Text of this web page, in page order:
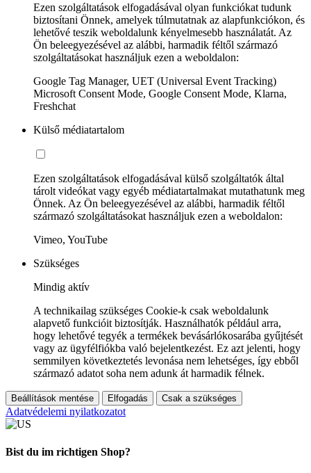
Ezen szolgáltatások elfogadásával olyan funkciókat tudunk
biztosítani Önnek, amelyek túlmutatnak az alapfunkciókon, és
lehetővé teszik weboldalunk kényelmesebb használatát. Az
Ön beleegyezésével az alábbi, harmadik féltől származó
szolgáltatásokat használjuk ezen a weboldalon:
Google Tag Manager, UET (Universal Event Tracking)
Microsoft Consent Mode, Google Consent Mode, Klarna,
Freshchat
Külső médiatartalom
Ezen szolgáltatások elfogadásával külső szolgáltatók által
tárolt videókat vagy egyéb médiatartalmakat mutathatunk meg
Önnek. Az Ön beleegyezésével az alábbi, harmadik féltől
származó szolgáltatásokat használjuk ezen a weboldalon:
Vimeo, YouTube
Szükséges
Mindig aktív
A technikailag szükséges Cookie-k csak weboldalunk
alapvető funkcióit biztosítják. Használhatók például arra,
hogy lehetővé tegyék a termékek bevásárlókosarába gyűjtését
vagy az ügyfélfiókba való bejelentkezést. Ez azt jelenti, hogy
semmilyen következtetés levonása nem lehetséges, így ebből
származó adatot soha nem adunk át harmadik félnek.
Beállítások mentése Elfogadás Csak a szükséges
Adatvédelemi nyilatkozatot
Bist du im richtigen Shop?